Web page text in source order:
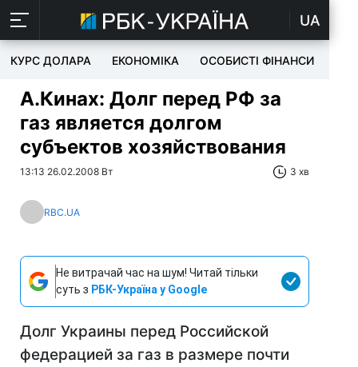
UA
КУРС ДОЛАРА ЕКОНОМІКА ОСОБИСТІ ФІНАНСИ
А.Кинах: Долг перед РФ за
газ является долгом
субъектов хозяйствования
13:13 26.02.2008 Вт 3 хв
RBC.UA
Не витрачай час на шум! Читай тільки
суть з РБК-Україна у Google
Долг Украины перед Российской
федерацией за газ в размере почти